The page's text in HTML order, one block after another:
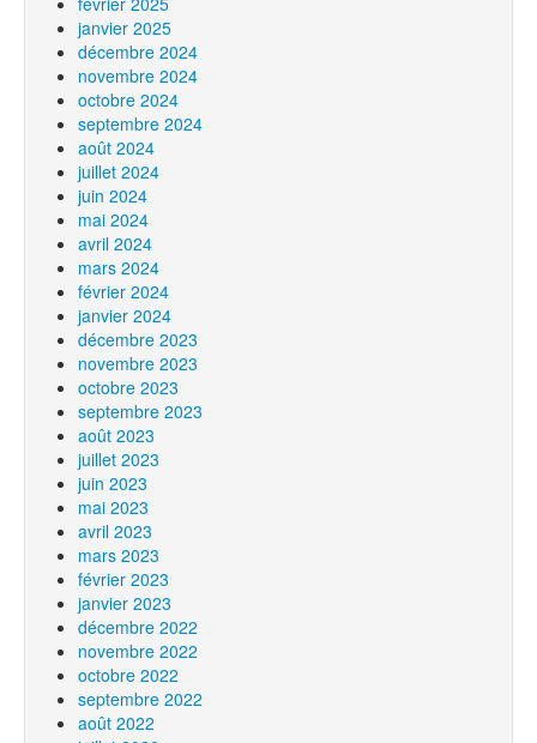
janvier 2025
décembre 2024
novembre 2024
octobre 2024
septembre 2024
août 2024
juillet 2024
juin 2024
mai 2024
avril 2024
mars 2024
février 2024
janvier 2024
décembre 2023
novembre 2023
octobre 2023
septembre 2023
août 2023
juillet 2023
juin 2023
mai 2023
avril 2023
mars 2023
février 2023
janvier 2023
décembre 2022
novembre 2022
octobre 2022
septembre 2022
août 2022